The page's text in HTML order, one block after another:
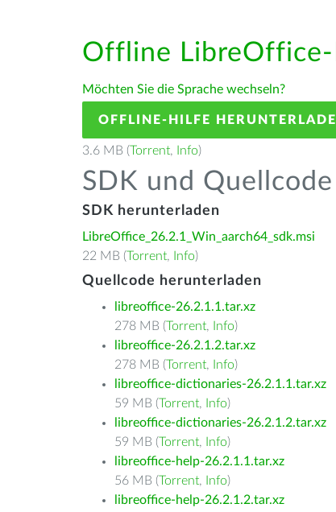
Offline
Möchten Sie die Sprache wechseln?
OFFLINE-HILFE
3.6 MB (Torrent, Info)
SDK und Quellcode
SDK herunterladen
LibreOffice_26.2.1_Win_aarch64_sdk.msi
22 MB (Torrent, Info)
Quellcode herunterladen
libreoffice-26.2.1.1.tar.xz
278 MB (Torrent, Info)
libreoffice-26.2.1.2.tar.xz
278 MB (Torrent, Info)
libreoffice-dictionaries-26.2.1.1.tar.xz
59 MB (Torrent, Info)
libreoffice-dictionaries-26.2.1.2.tar.xz
59 MB (Torrent, Info)
libreoffice-help-26.2.1.1.tar.xz
56 MB (Torrent, Info)
libreoffice-help-26.2.1.2.tar.xz